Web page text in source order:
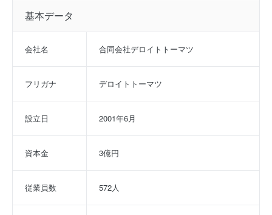
基本データ
会社名 合同会社デロイトトーマツ
フリガナ デロイトトーマツ
設立日 2001年6月
資本金 3億円
従業員数 572人